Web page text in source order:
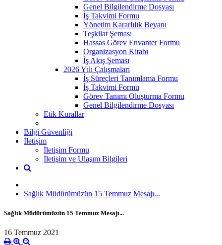
Genel Bilgilendirme Dosyası
İş Takvimi Formu
Yönetim Kararlılık Beyanı
Teşkilat Şeması
Hassas Görev Envanter Formu
Organizasyon Kitabı
İş Akış Şeması
2026 Yılı Çalışmaları
İş Süreçleri Tanımlama Formu
İş Takvimi Formu
Görev Tanımı Oluşturma Formu
Genel Bilgilendirme Dosyası
Etik Kurallar
Bilgi Güvenliği
İletişim
İletişim Formu
İletişim ve Ulaşım Bilgileri
Sağlık Müdürümüzün 15 Temmuz Mesajı...
Sağlık Müdürümüzün 15 Temmuz Mesajı...
16 Temmuz 2021